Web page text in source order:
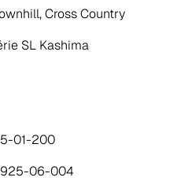
Cross Country
SL Kashima
01-200
06-004